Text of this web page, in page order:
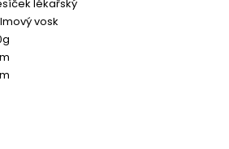
lékařský
vosk